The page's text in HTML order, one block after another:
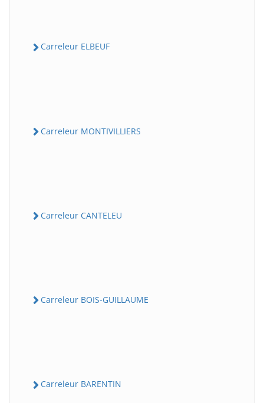
Carreleur ELBEUF
Carreleur MONTIVILLIERS
Carreleur CANTELEU
Carreleur BOIS-GUILLAUME
Carreleur BARENTIN